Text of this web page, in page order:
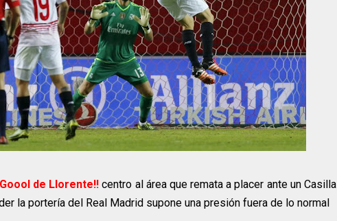
de Llorente!!centro al área que remata a placer ante un Casilla
la portería del Real Madrid supone una presión fuera de lo normal